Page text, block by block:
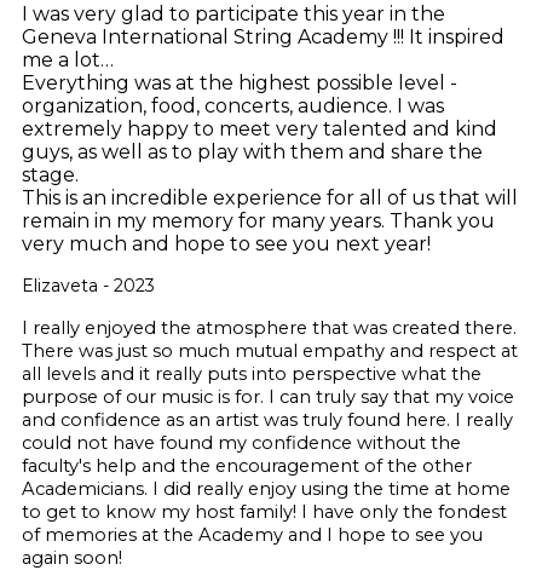
I was very glad to participate this year in the
Geneva International String Academy !!! It inspired
me a lot…
Everything was at the highest possible level -
organization, food, concerts, audience. I was
extremely happy to meet very talented and kind
guys, as well as to play with them and share the
stage.
This is an incredible experience for all of us that will
remain in my memory for many years. Thank you
very much and hope to see you next year!
Elizaveta - 2023
I really enjoyed the atmosphere that was created there.
There was just so much mutual empathy and respect at
all levels and it really puts into perspective what the
purpose of our music is for. I can truly say that my voice
and confidence as an artist was truly found here. I really
could not have found my confidence without the
faculty's help and the encouragement of the other
Academicians. I did really enjoy using the time at home
to get to know my host family! I have only the fondest
of memories at the Academy and I hope to see you
again soon!